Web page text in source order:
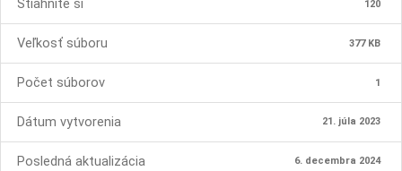
Stiahnite si 120
Veľkosť súboru 377 KB
Počet súborov 1
Dátum vytvorenia 21. júla 2023
Posledná aktualizácia 6. decembra 2024